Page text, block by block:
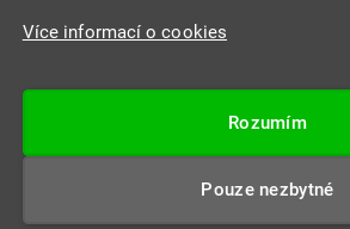
Datová schránka: 4beca6d
Více informací o cookies
Rozumím
Pouze nezbytné